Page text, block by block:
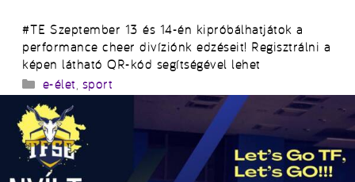
#TE Szeptember 13 és 14-én kipróbálhatjátok a
performance cheer divíziónk edzéseit! Regisztrálni a
képen látható QR-kód segítségével lehet
Kategória
e-élet sport